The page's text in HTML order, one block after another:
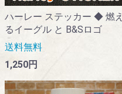
ハーレー ステッカー ◆ 燃え
るイーグル と B&Sロゴ
送料無料
1,250円